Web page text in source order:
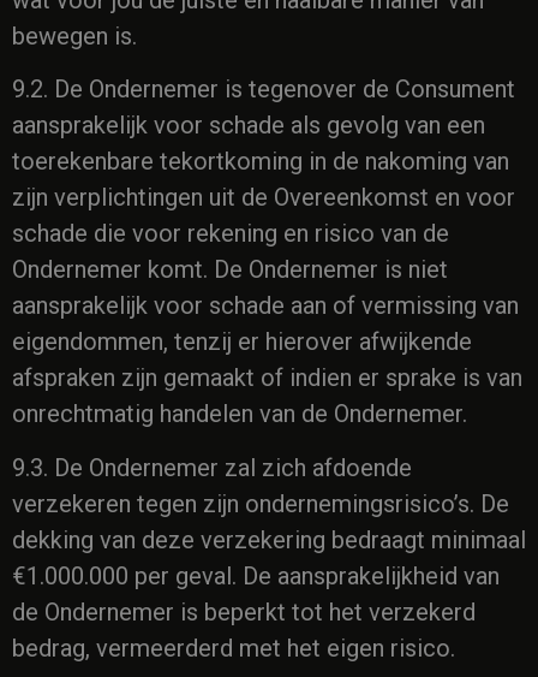
bewegen is.
9.2. De Ondernemer is tegenover de Consument
aansprakelijk voor schade als gevolg van een
toerekenbare tekortkoming in de nakoming van
zijn verplichtingen uit de Overeenkomst en voor
schade die voor rekening en risico van de
Ondernemer komt. De Ondernemer is niet
aansprakelijk voor schade aan of vermissing van
eigendommen, tenzij er hierover afwijkende
afspraken zijn gemaakt of indien er sprake is van
onrechtmatig handelen van de Ondernemer.
9.3. De Ondernemer zal zich afdoende
verzekeren tegen zijn ondernemingsrisico’s. De
dekking van deze verzekering bedraagt minimaal
€1.000.000 per geval. De aansprakelijkheid van
de Ondernemer is beperkt tot het verzekerd
bedrag, vermeerderd met het eigen risico.